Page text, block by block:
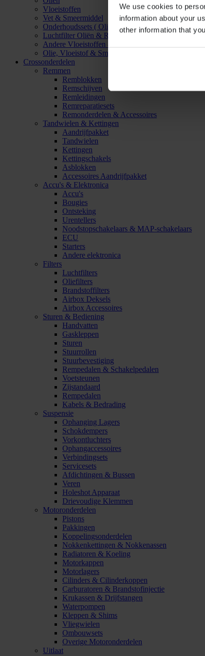
We use cookies to
information about your
other information that
Vloeistoffen
Vet & Smeermiddel
Onderhoudssets ( Olie & Filter)
Luchtfilter Oliën & Reinigers
Andere Vloeistoffen & Smeermiddelen
Olie, Vloeistof & Smeermiddel Accessoires
Crossonderdelen
Remmen
Remblokken
Remschijven
Remleidingen
Remreparatiesets
Remonderdelen & Accessoires
Tandwielen & Kettingen
Aandrijfpakket
Tandwielen
Kettingen
Kettingschakels
Asblokken
Accessoires Aandrijfpakket
Accu's & Elektronica
Accu's
Bougies
Ontsteking
Urentellers
Noodstopschakelaars & MAP-schakelaars
ECU
Starters
Andere elektronica
Filters
Luchtfilters
Oliefilters
Brandstoffilters
Airbox Deksels
Airbox Accessoires
Sturen & Bediening
Handvatten
Gaskleppen
Sturen
Stuurrollen
Stuurbevestiging
Rempedalen & Schakelpedalen
Voetsteunen
Zijstandaard
Rempedalen
Kabels & Bedrading
Suspensie
Ophanging Lagers
Schokdempers
Vorkontluchters
Ophangaccessoires
Verbindingsets
Servicesets
Afdichtingen & Bussen
Veren
Holeshot Apparaat
Drievoudige Klemmen
Motoronderdelen
Pistons
Pakkingen
Koppelingsonderdelen
Nokkenkettingen & Nokkenassen
Radiatoren & Koeling
Motorkappen
Motorlagers
Cilinders & Cilinderkoppen
Carburatoren & Brandstofinjectie
Krukassen & Drijfstangen
Waterpompen
Kleppen & Shims
Vliegwielen
Ombouwsets
Overige Motoronderdelen
Uitlaat